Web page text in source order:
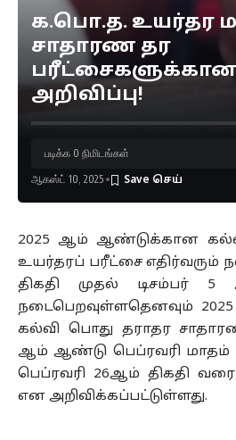
க.பொ.த. உயர்தர
சாதாரண தர
பரீட்சைகளுக்கான
அறிவிப்பு!
ஆகஸ்ட் 10, 2025
படிக்க 0 நிமிடங்கள்
2025 ஆம் ஆண்டுக்கான
உயர்தரப் பரீட்சை எதிர்வரும்
திகதி முதல் டிசம்பர்
நடைபெறவுள்ளதெனவும்
கல்வி பொது தராதர
ஆம் ஆண்டு பெப்ரவரி மாதம்
பெப்ரவரி 26ஆம் திகதி
என அறிவிக்கப்பட்டுள்ளது.